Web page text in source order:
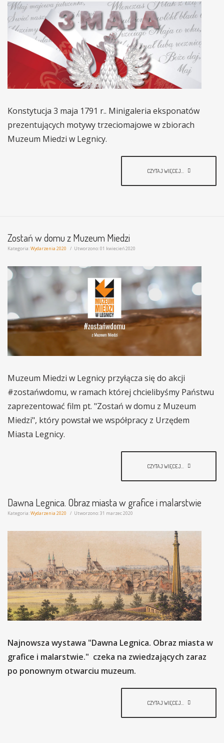
Konstytucja 3 maja 1791 r.. Minigaleria eksponatów
prezentujących motywy trzeciomajowe w zbiorach
Muzeum Miedzi w Legnicy.
CZYTAJ WIĘCEJ...
Zostań w domu z Muzeum Miedzi
Kategoria:Wydarzenia 2020 Utworzono: 01 kwiecień 2020
Muzeum Miedzi w Legnicy przyłącza się do akcji
#zostańwdomu, w ramach której chcielibyśmy Państwu
zaprezentować film pt. "Zostań w domu z Muzeum
Miedzi", który powstał we współpracy z Urzędem
Miasta Legnicy.
CZYTAJ WIĘCEJ...
Dawna Legnica. Obraz miasta w grafice i malarstwie
Kategoria:Wydarzenia 2020 Utworzono: 31 marzec 2020
Najnowsza wystawa "Dawna Legnica. Obraz miasta w
grafice i malarstwie." czeka na zwiedzających zaraz
po ponownym otwarciu muzeum.
CZYTAJ WIĘCEJ...